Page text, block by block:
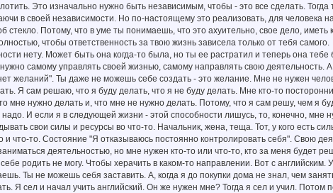
Это изначально нужно быть независимым, чтобы - это все сделать.
в своей независимости. Но по-настоящему это реализовать, для человека
стекло. Потому, что в уме ты понимаешь, что это ахуительно, свое дело, иметь
чтобы ответственность за твою жизнь зависела только от тебя самого.
нету. Может быть она когда-то была, но ты ее растратил и теперь она
самому управлять своей жизнью, самому направлять свою деятельность.
желаний". Ты даже не можешь себе создать - это желание. Мне не нужен
Я сам решаю, что я буду делать, что я не буду делать. Мне кто-то
мне нужно делать и, что мне не нужно делать. Потому, что я сам решу, чем я
И если я в следующей жизни - этой способности лишусь, то, конечно, мне
свои силы и ресурсы во что-то. Начальник, жена, теща. Тот, у кого есть
и что-то. Состояние "Я отказываюсь постоянно контролировать себя". Свою
деятельностью, но мне нужен кто-то или что-то, кто за меня будет
родить не могу. Чтобы херачить в каком-то направлении. Вот с
Ты не можешь себя заставить. А, когда я до покупки дома не знал, чем
Я сел и начал учить английский. Он же нужен мне? Тогда я сел и учил.